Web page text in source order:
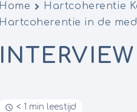
Home Hartcoherentie
Hartcoherentie in de
< 1 min leestijd